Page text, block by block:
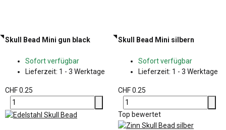
Skull Bead Mini gun black
Sofort verfügbar
Lieferzeit: 1 - 3 Werktage
CHF 0.25
Skull Bead Mini silbern
Sofort verfügbar
Lieferzeit: 1 - 3 Werktage
CHF 0.25
Top bewertet